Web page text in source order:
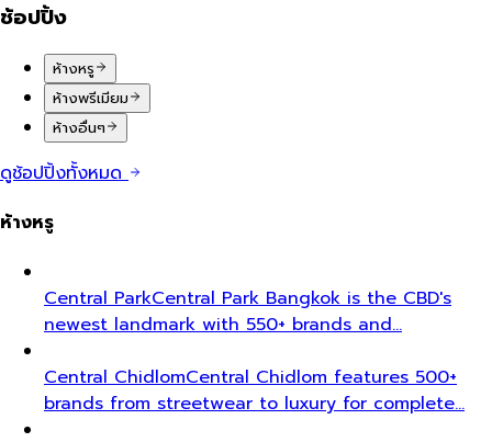
ช้อปปิ้ง
ห้างหรู
ห้างพรีเมียม
ห้างอื่นๆ
ดูช้อปปิ้งทั้งหมด
ห้างหรู
Central ParkCentral Park Bangkok is the CBD's
newest landmark with 550+ brands and…
Central ChidlomCentral Chidlom features 500+
brands from streetwear to luxury for complete…